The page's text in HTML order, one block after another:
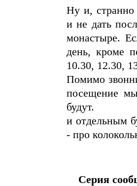
Ну и, странно
и не дать
монастыре.
день, кроме
10.30, 12.30,
Помимо
посещение
будут.
и отдельным
- про
Серия